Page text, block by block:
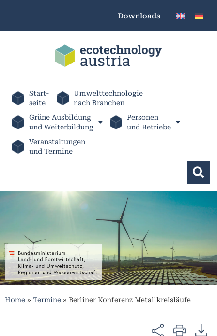
Downloads
Start-
seite
Umwelttechnologie
nach Branchen
Grüne Ausbildung
und Weiterbildung
Personen
und Betriebe
Veranstaltungen
und Termine
Home » Termine » Berliner Konferenz Metallkreisläufe